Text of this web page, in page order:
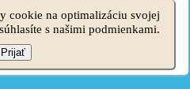
stránke· Majitelia Hyundai
Elantra 1·Elantra 2·Elantra 3·
Fe 2
cookie na optimalizáciu svojej
s našimi podmienkami.
Prijať